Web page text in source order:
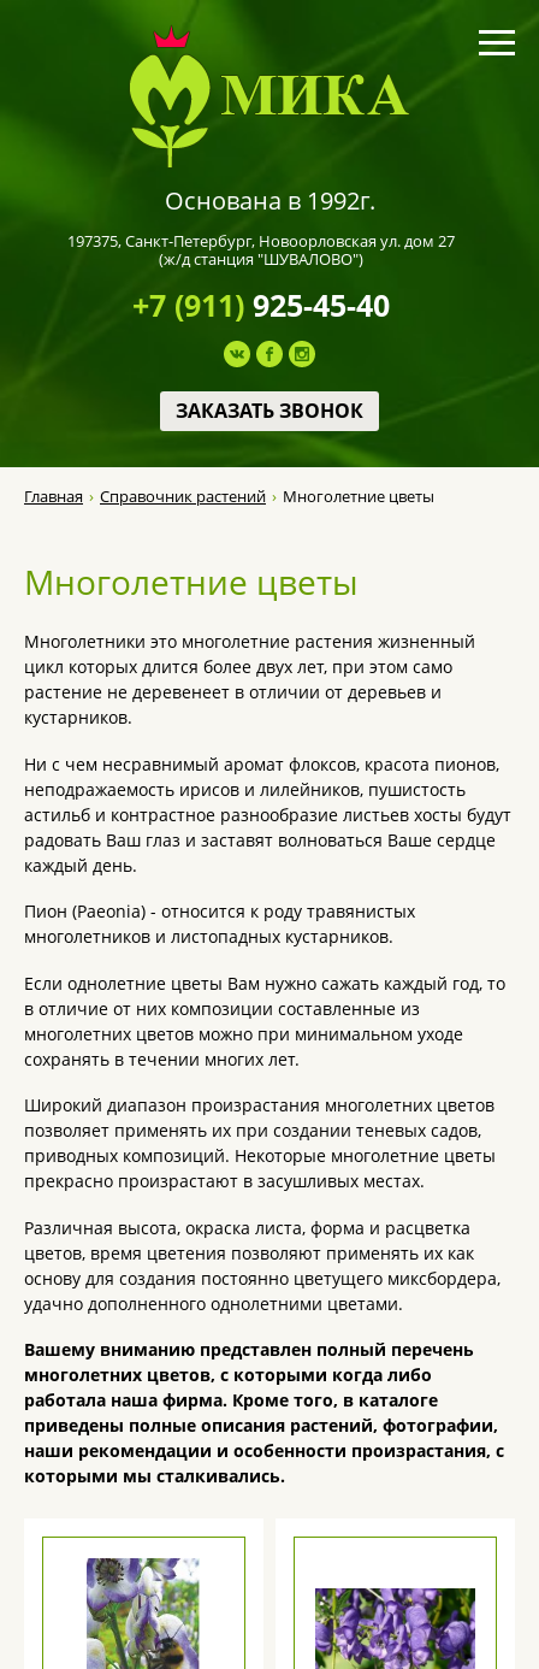
Основана в 1992г.
197375,Санкт-Петербург, Новоорловская ул. дом 27
(ж/д станция "ШУВАЛОВО")
+7 (911)925-45-40
ЗАКАЗАТЬ ЗВОНОК
Главная Справочник растений Многолетние цветы
Многолетние цветы
Многолетники это многолетние растения жизненный
цикл которых длится более двух лет, при этом само
растение не деревенеет в отличии от деревьев и
кустарников.
Ни с чем несравнимый аромат флоксов, красота пионов,
неподражаемость ирисов и лилейников, пушистость
астильб и контрастное разнообразие листьев хосты будут
радовать Ваш глаз и заставят волноваться Ваше сердце
каждый день.
Пион (Paeonia) - относится к роду травянистых
многолетников и листопадных кустарников.
Если однолетние цветы Вам нужно сажать каждый год, то
в отличие от них композиции составленные из
многолетних цветов можно при минимальном уходе
сохранять в течении многих лет.
Широкий диапазон произрастания многолетних цветов
позволяет применять их при создании теневых садов,
приводных композиций. Некоторые многолетние цветы
прекрасно произрастают в засушливых местах.
Различная высота, окраска листа, форма и расцветка
цветов, время цветения позволяют применять их как
основу для создания постоянно цветущего миксбордера,
удачно дополненного однолетними цветами.
Вашему вниманию представлен полный перечень
многолетних цветов, с которыми когда либо
работала наша фирма. Кроме того, в каталоге
приведены полные описания растений, фотографии,
наши рекомендации и особенности произрастания, с
которыми мы сталкивались.